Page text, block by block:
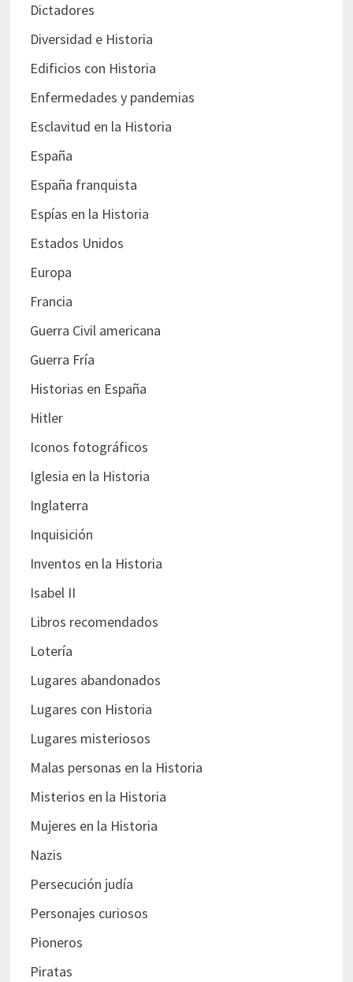
Dictadores
Diversidad e Historia
Edificios con Historia
Enfermedades y pandemias
Esclavitud en la Historia
España
España franquista
Espías en la Historia
Estados Unidos
Europa
Francia
Guerra Civil americana
Guerra Fría
Historias en España
Hitler
Iconos fotográficos
Iglesia en la Historia
Inglaterra
Inquisición
Inventos en la Historia
Isabel II
Libros recomendados
Lotería
Lugares abandonados
Lugares con Historia
Lugares misteriosos
Malas personas en la Historia
Misterios en la Historia
Mujeres en la Historia
Nazis
Persecución judía
Personajes curiosos
Pioneros
Piratas